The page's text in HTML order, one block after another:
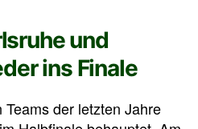
und
ins Finale
der letzten Jahre